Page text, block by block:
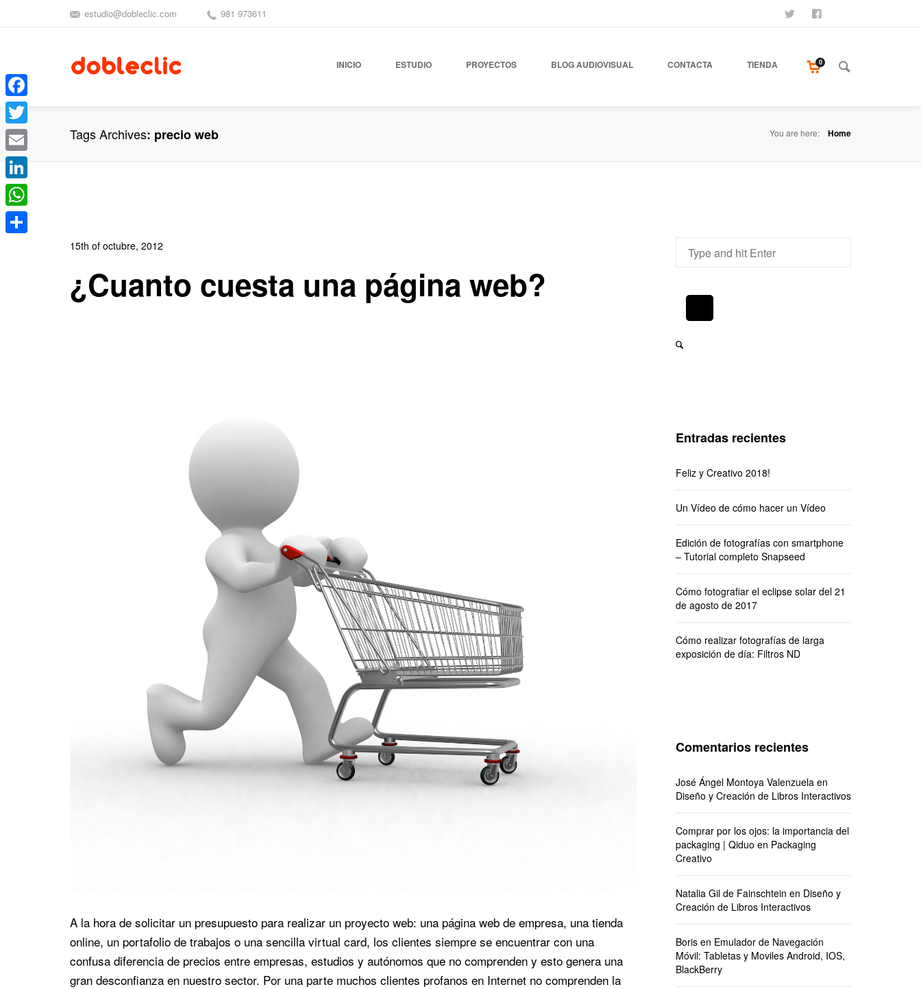
estudio@dobleclic.com 981 973611 SÍGUENOS
INICIO ESTUDIO PROYECTOS BLOG AUDIOVISUAL CONTACTA TIENDA 0
Tags Archives precio web You are here: Home
15th of octubre, 2012
0
¿Cuanto cuesta una página web?
A la hora de solicitar un presupuesto para realizar un proyecto web: una página web de empresa, una tienda
online, un portafolio de trabajos o una sencilla virtual card, los clientes siempre se encuentrar con una
confusa diferencia de precios entre empresas, estudios y autónomos que no comprenden y esto genera una
gran desconfianza en nuestro sector. Por una parte muchos clientes profanos en Internet no comprenden la
Entradas recientes
Feliz y Creativo 2018!
Un Vídeo de cómo hacer un Vídeo
Edición de fotografías con smartphone
– Tutorial completo Snapseed
Cómo fotografiar el eclipse solar del 21
de agosto de 2017
Cómo realizar fotografías de larga
exposición de día: Filtros ND
Comentarios recientes
José Ángel Montoya Valenzuelaen
Diseño y Creación de Libros Interactivos
Comprar por los ojos: la importancia del
packaging | Qiduo en Packaging
Creativo
Natalia Gil de Fainschtein en Diseño y
Creación de Libros Interactivos
Borisen Emulador de Navegación
Móvil: Tabletas y Moviles Android, IOS,
BlackBerry
Facebook
Twitter
Email
LinkedIn
WhatsApp